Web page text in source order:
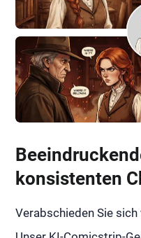
konsistenten
Verabschieden Sie